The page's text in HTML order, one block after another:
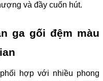
và đầy cuốn hút.
ga gối đệm màu
hợp với nhiều phong